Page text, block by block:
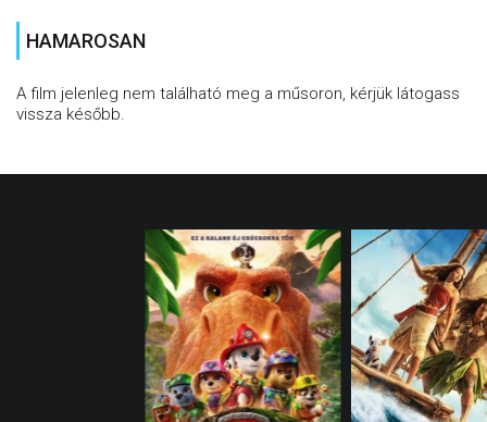
HAMAROSAN
A film jelenleg nem található meg a műsoron, kérjük látogass
vissza később.